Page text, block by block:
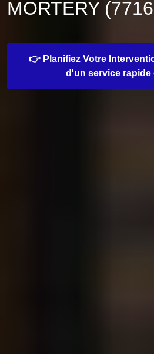
MORTERY
👉 Planifiez Votre
d'un service rapide